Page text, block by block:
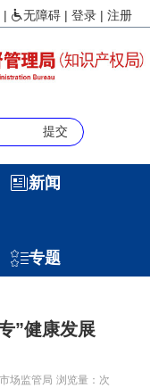
| 无障碍 | 登录 | 注册
新闻
专题
”健康发展
场监管局 浏览量： 次